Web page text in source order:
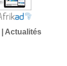
Actualités